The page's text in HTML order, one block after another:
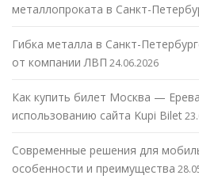
металлопроката в Санкт-
Гибка металла в Санкт-
от компании ЛВП 24.06.2026
Как купить билет Москва —
использованию сайта Kupi Bilet
Современные решения для
особенности и преимущества